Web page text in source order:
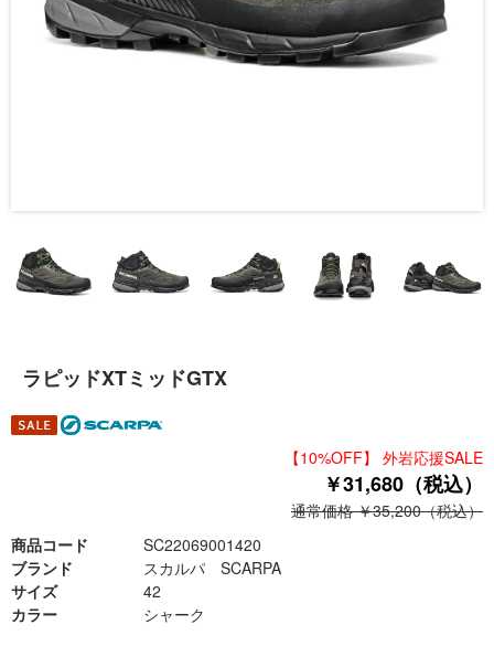
ラピッドXTミッドGTX
【10%OFF】 外岩応援SALE
￥31,680（税込）
通常価格 ￥35,200（税込）
商品コード
SC22069001420
ブランド
スカルパ SCARPA
サイズ
42
カラー
シャーク